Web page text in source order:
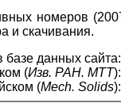
номеров
и скачивания.
базе данных сайта:
(Изв. РАН. МТТ):
(Mech. Solids):